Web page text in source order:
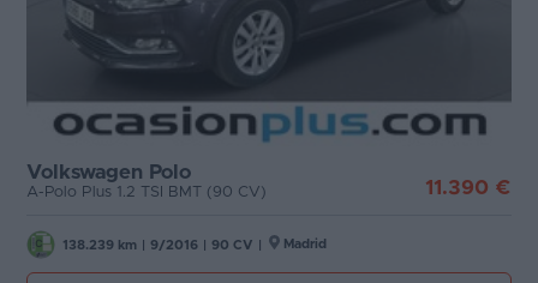
Volkswagen Polo
A-Polo Plus 1.2 TSI BMT (90 CV) 11.390 €
138.239 km 9/2016 90 CV Madrid